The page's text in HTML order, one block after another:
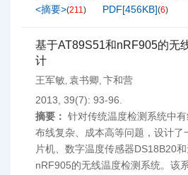
<摘要>(211) PDF[456KB](6)
基于AT89S51和nRF905的无
计
王军敏, 袁书卿, 卞和营
2013, 39(7): 93-96.
摘要： 针对传统温度检测系统中
布线复杂、成本高等问题，设计了
片机、数字温度传感器DS18B20
nRF905的无线温度检测系统。该